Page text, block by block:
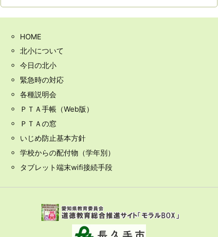
HOME
北小について
今日の北小
緊急時の対応
各種説明会
ＰＴＡ手帳（Web版）
ＰＴＡの窓
いじめ防止基本方針
学校からの配付物（学年別）
タブレット端末wifi接続手段